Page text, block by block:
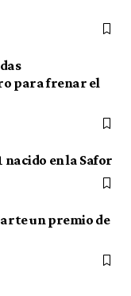
para frenar el
nacido en la Safor
un premio de